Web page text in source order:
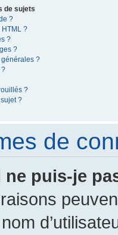
de sujets
?
HTML ?
?
?
?
?
?
?
de
ne puis-je